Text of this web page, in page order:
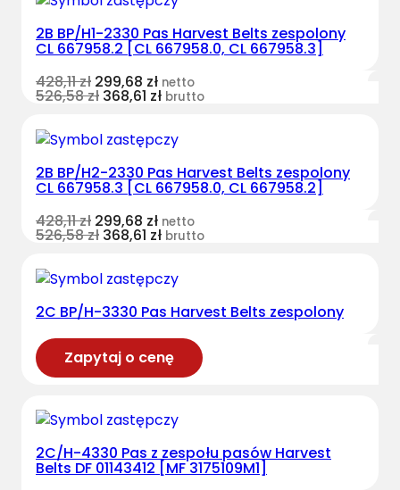
2B BP/H1-2330 Pas Harvest Belts zespolony
CL 667958.2 [CL 667958.0, CL 667958.3]
428,11zł 299,68 zł netto
526,58zł 368,61 zł brutto
2B BP/H2-2330 Pas Harvest Belts zespolony
CL 667958.3 [CL 667958.0, CL 667958.2]
428,11zł 299,68 zł netto
526,58zł 368,61 zł brutto
2C BP/H-3330 Pas Harvest Belts zespolony
Zapytaj o cenę
2C/H-4330 Pas z zespołu pasów Harvest
Belts DF 01143412 [MF 3175109M1]